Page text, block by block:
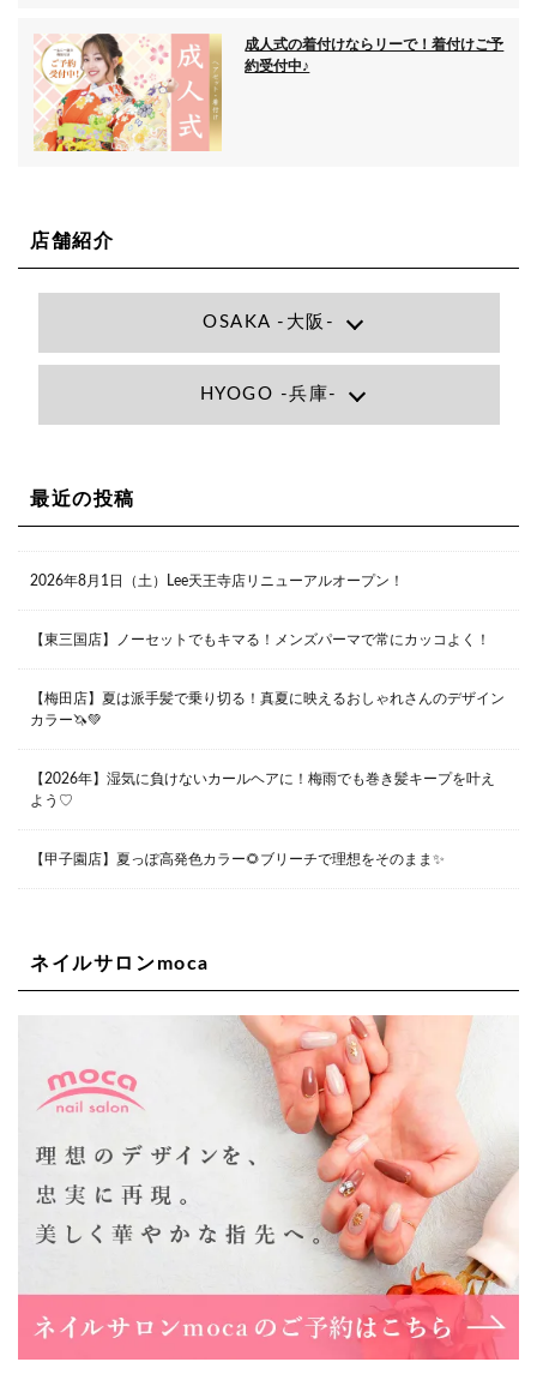
成人式の着付けならリーで！着付けご予
約受付中♪
店舗紹介
OSAKA -大阪-
Lee大阪店
大阪府大阪市北区小松原町1-27梅田エビスビル7F
Lee京橋店
大阪府大阪市都島区東野田町２丁目９－２３ 晃進ビル2F
06-6563-9091
Lee四ツ橋店
ｓａｎｔビルＢ１Ｆ
06-6537-9791
Lee上新庄Vita店
大阪市東淀川区瑞光1-4-1 カサデルドイ 2F
06-6195-3667
Lee東三国店
大阪市淀川区東三国4-8-11 大拓ハイツ6
HYOGO -兵庫-
兵庫県西宮市甲子園九番町1-2 フラットライフワーク1F
最近の投稿
2026年8月1日（土）Lee天王寺店リニューアルオープン！
【東三国店】ノーセットでもキマる！メンズパーマで常にカッコよく！
【梅田店】夏は派手髪で乗り切る！真夏に映えるおしゃれさんのデザイン
カラー🦄💚
【2026年】湿気に負けないカールヘアに！梅雨でも巻き髪キープを叶え
よう♡
【甲子園店】夏っぽ高発色カラー🌻ブリーチで理想をそのまま✨
ネイルサロンmoca